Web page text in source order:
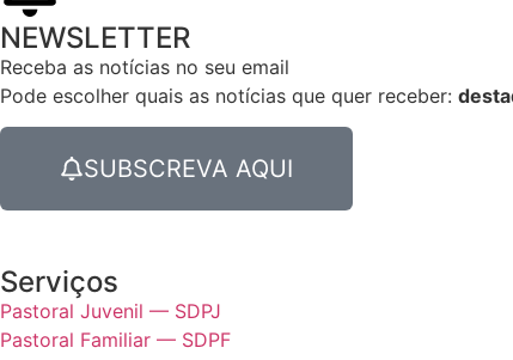
NEWSLETTER
Receba as notícias no seu email​
Pode escolher quais as notícias que quer receber:
SUBSCREVA AQUI
Serviços
Pastoral Juvenil — SDPJ
Pastoral Familiar — SDPF